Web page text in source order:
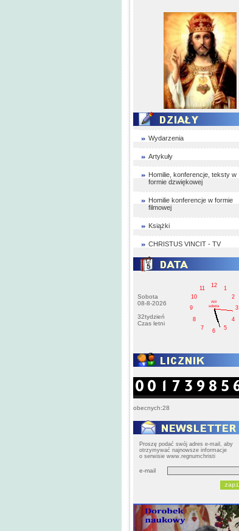
Wydarzenia
Artykuły
Homilie, konferencje, teksty w
formie dzwiękowej
Homilie konferencje w formie
filmowej
Książki
CHRISTUS VINCIT - TV
Sobota
08-8-2026
32tydzień
Czas letni
1
2
3
4
5
6
7
8
9
10
11
12
AM
sobota
obecnych:28
Proszę podać swój adres e-mail, aby
otrzymywać najnowsze informacje
o serwisie www.regnumchristi
e-mail